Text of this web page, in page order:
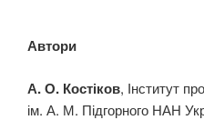
Автори
А. О. Костіков, Інститут
ім. А. М. Підгорного НАН